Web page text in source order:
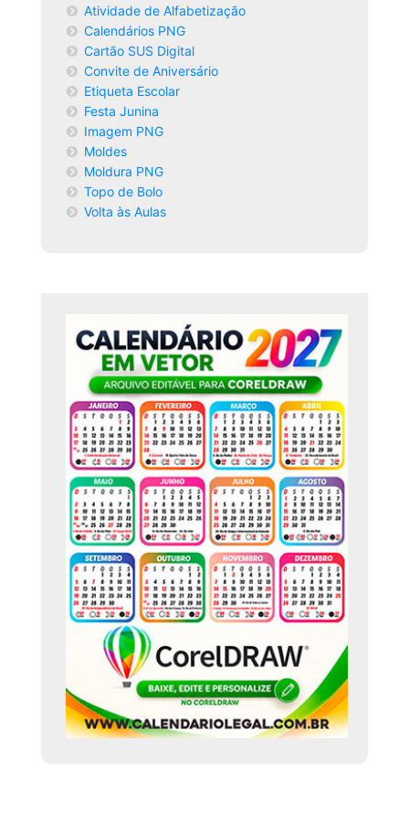
Atividade de Alfabetização
Calendários PNG
Cartão SUS Digital
Convite de Aniversário
Etiqueta Escolar
Festa Junina
Imagem PNG
Moldes
Moldura PNG
Topo de Bolo
Volta às Aulas